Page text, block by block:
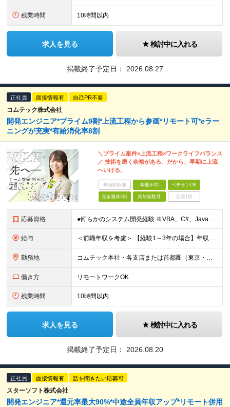
残業時間 10時間以内
求人を見る 検討中に入れる
掲載終了予定日： 2026.08.27
正社員 面接情報有 自己PR不要
コムテック株式会社
開発エンジニア*プライム9割*上流工程から参画*リモート可*eラー
ニングが充実*有給消化率8割
＼プライム案件×上流工程×ワークライフバランス
／ 技術を磨く余裕がある。だから、早期に上流
へいける。
未経験歓迎 学歴不問 ベテランOK
完全週休2日 賞与複数月 面接1回
応募資格 ●何らかのシステム開発経験 ※VBA、C#、Java、.NETなどオブジェクト指向言語の経験者は歓迎します！ ●学歴不問 ＼こんな方にぴったり／ ◆「ただの作業者」から抜け出したい方 ◆エンドユーザ
給与 ＜前職年収を考慮＞ 【経験1～3年の場合】年収410万円～464万円 月給29万6000円～月給33万5500円+賞与年2回（6・12月） ※みなし残業代（10時間分／2万2000円～2万3500円）
勤務地 コムテック本社・各支店または首都圏（東京・神奈川・埼玉・千葉）のクライアント様のワークスペースにて勤務いただきます。 ※転居を伴う異動はありません ＜各拠点について＞ ■東京本社／東京都港区芝浦1-
働き方 リモートワークOK
残業時間 10時間以内
求人を見る 検討中に入れる
掲載終了予定日： 2026.08.20
正社員 面接情報有 話を聞きたい応募可
スターソフト株式会社
開発エンジニア*還元率最大90%*中途全員年収アップ*リモート併用